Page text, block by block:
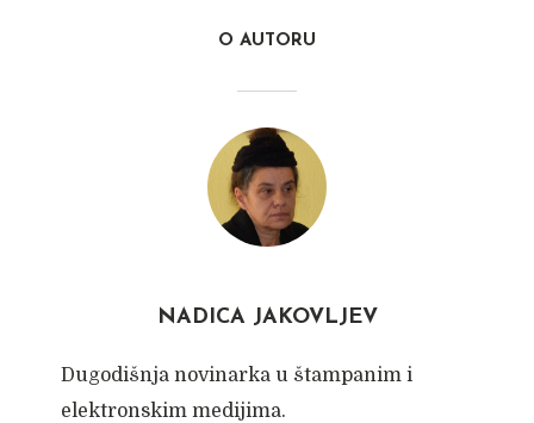
O AUTORU
NADICA JAKOVLJEV
Dugodišnja novinarka u štampanim i
elektronskim medijima.